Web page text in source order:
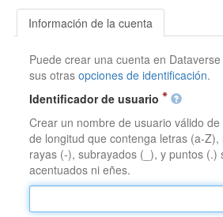
Información de la cuenta
Puede crear una cuenta en
sus otrasopciones de identificación.
Identificador de usuario
Crear un nombre de usuario válido
de longitud que contenga letras (a-
rayas (-), subrayados (_), y puntos (.)
acentuados ni eñes.